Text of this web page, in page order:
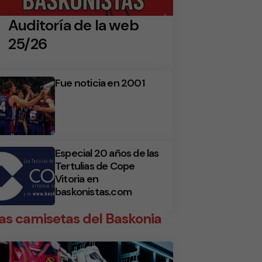
Auditoría de la web
25/26
Fue noticia en 2001
Especial 20 años de las
Tertulias de Cope
Vitoria en
baskonistas.com
camisetas del Baskonia